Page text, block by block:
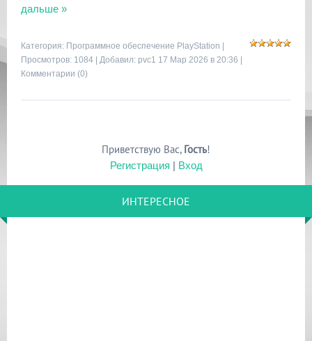
дальше »
Категория: Программное обеспечение PlayStation
Просмотров: 1084 | Добавил: pvc1 17 Мар 2026 в 20:36 |
Комментарии (0)
Приветствую Вас, Гость!
Регистрация | Вход
ИНТЕРЕСНОЕ